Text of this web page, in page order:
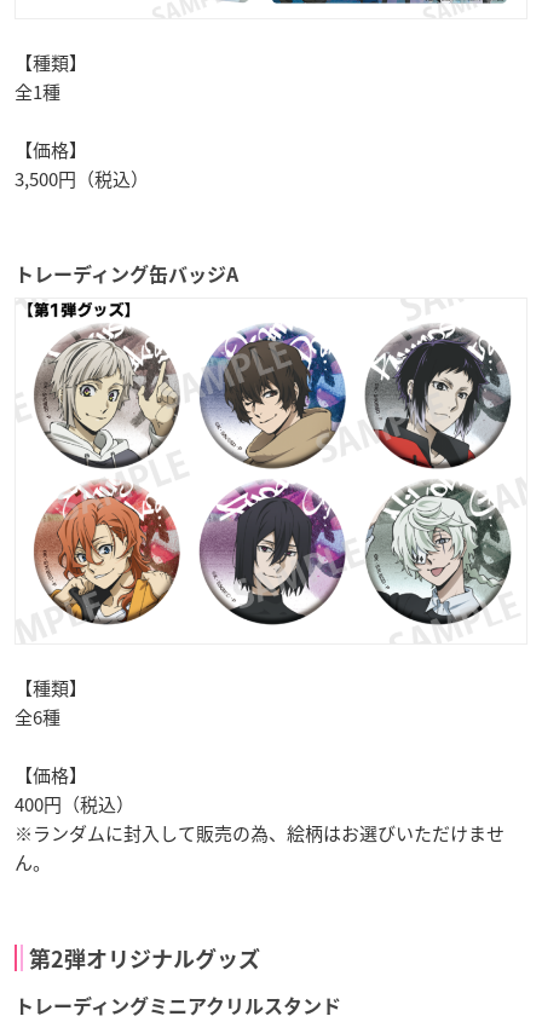
【種類】
全1種
【価格】
3,500円（税込）
トレーディング缶バッジA
【種類】
全6種
【価格】
400円（税込）
※ランダムに封入して販売の為、絵柄はお選びいただけませ
ん。
第2弾オリジナルグッズ
トレーディングミニアクリルスタンド